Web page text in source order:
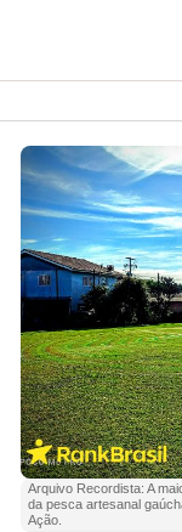
Arquivo Recordista: A
da pesca artesanal
Ação.